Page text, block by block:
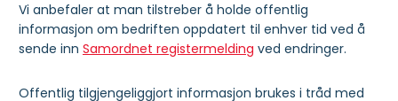
Vi anbefaler at man tilstreber å holde offentlig
informasjon om bedriften oppdatert til enhver tid ved å
sende inn Samordnet registermelding ved endringer.
Offentlig tilgjengeliggjort informasjon brukes i tråd med